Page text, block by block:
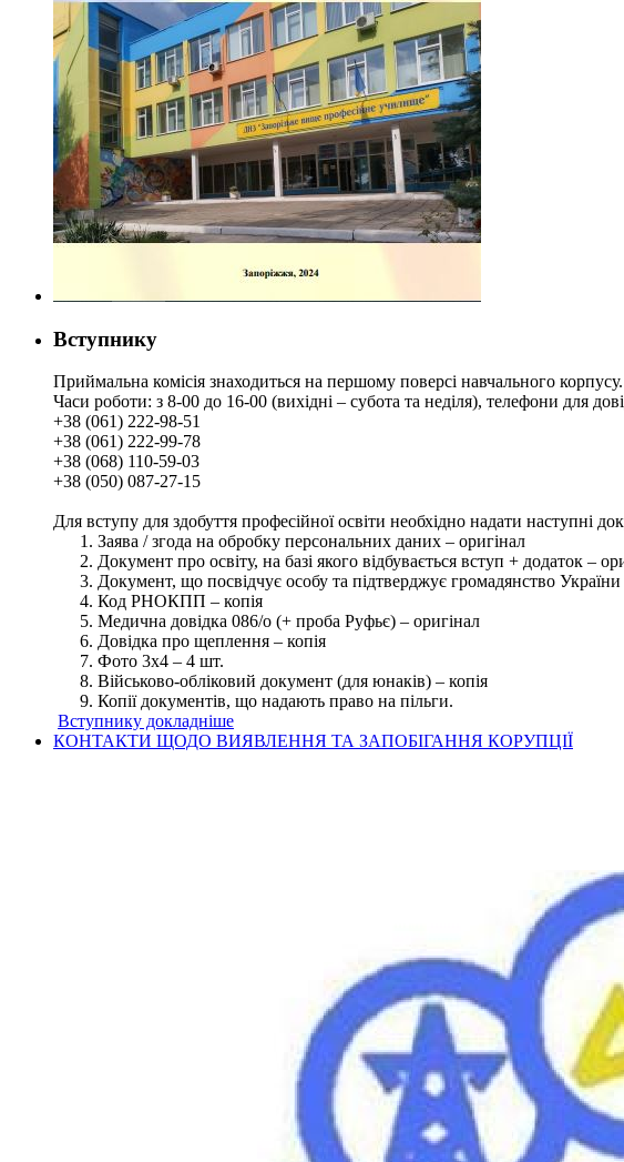
Вступнику
Приймальна комісія знаходиться на першому поверсі навчального корпусу.
Часи роботи: з 8-00 до 16-00 (вихідні – субота та неділя), телефони для
+38 (061) 222-98-51
+38 (061) 222-99-78
+38 (068) 110-59-03
+38 (050) 087-27-15
Для вступу для здобуття професійної освіти необхідно надати наступні
Заява / згода на обробку персональних даних – оригінал
Документ про освіту, на базі якого відбувається вступ + додаток –
Документ, що посвідчує особу та підтверджує громадянство України
Код РНОКПП – копія
Медична довідка 086/о (+ проба Руфьє) – оригінал
Довідка про щеплення – копія
Фото 3х4 – 4 шт.
Військово-обліковий документ (для юнаків) – копія
Копії документів, що надають право на пільги.
Вступнику докладніше
КОНТАКТИ ЩОДО ВИЯВЛЕННЯ ТА ЗАПОБІГАННЯ КОРУПЦІЇ